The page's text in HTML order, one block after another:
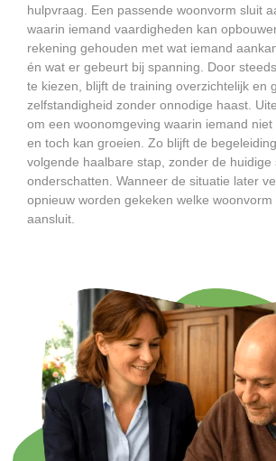
hulpvraag. Een passende woonvorm sluit
waarin iemand vaardigheden kan
rekening gehouden met wat iemand
én wat er gebeurt bij spanning. Door
te kiezen, blijft de training overzichtelijk en
zelfstandigheid zonder onnodige haast.
om een woonomgeving waarin iemand
en toch kan groeien. Zo blijft de
volgende haalbare stap, zonder de huidige
onderschatten. Wanneer de situatie later
opnieuw worden gekeken welke woonvorm
aansluit.